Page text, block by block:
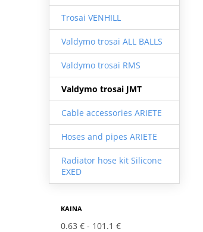
Trosai VENHILL
Valdymo trosai ALL BALLS
Valdymo trosai RMS
Valdymo trosai JMT
Cable accessories ARIETE
Hoses and pipes ARIETE
Radiator hose kit Silicone
EXED
KAINA
0.63 € 101.1 €